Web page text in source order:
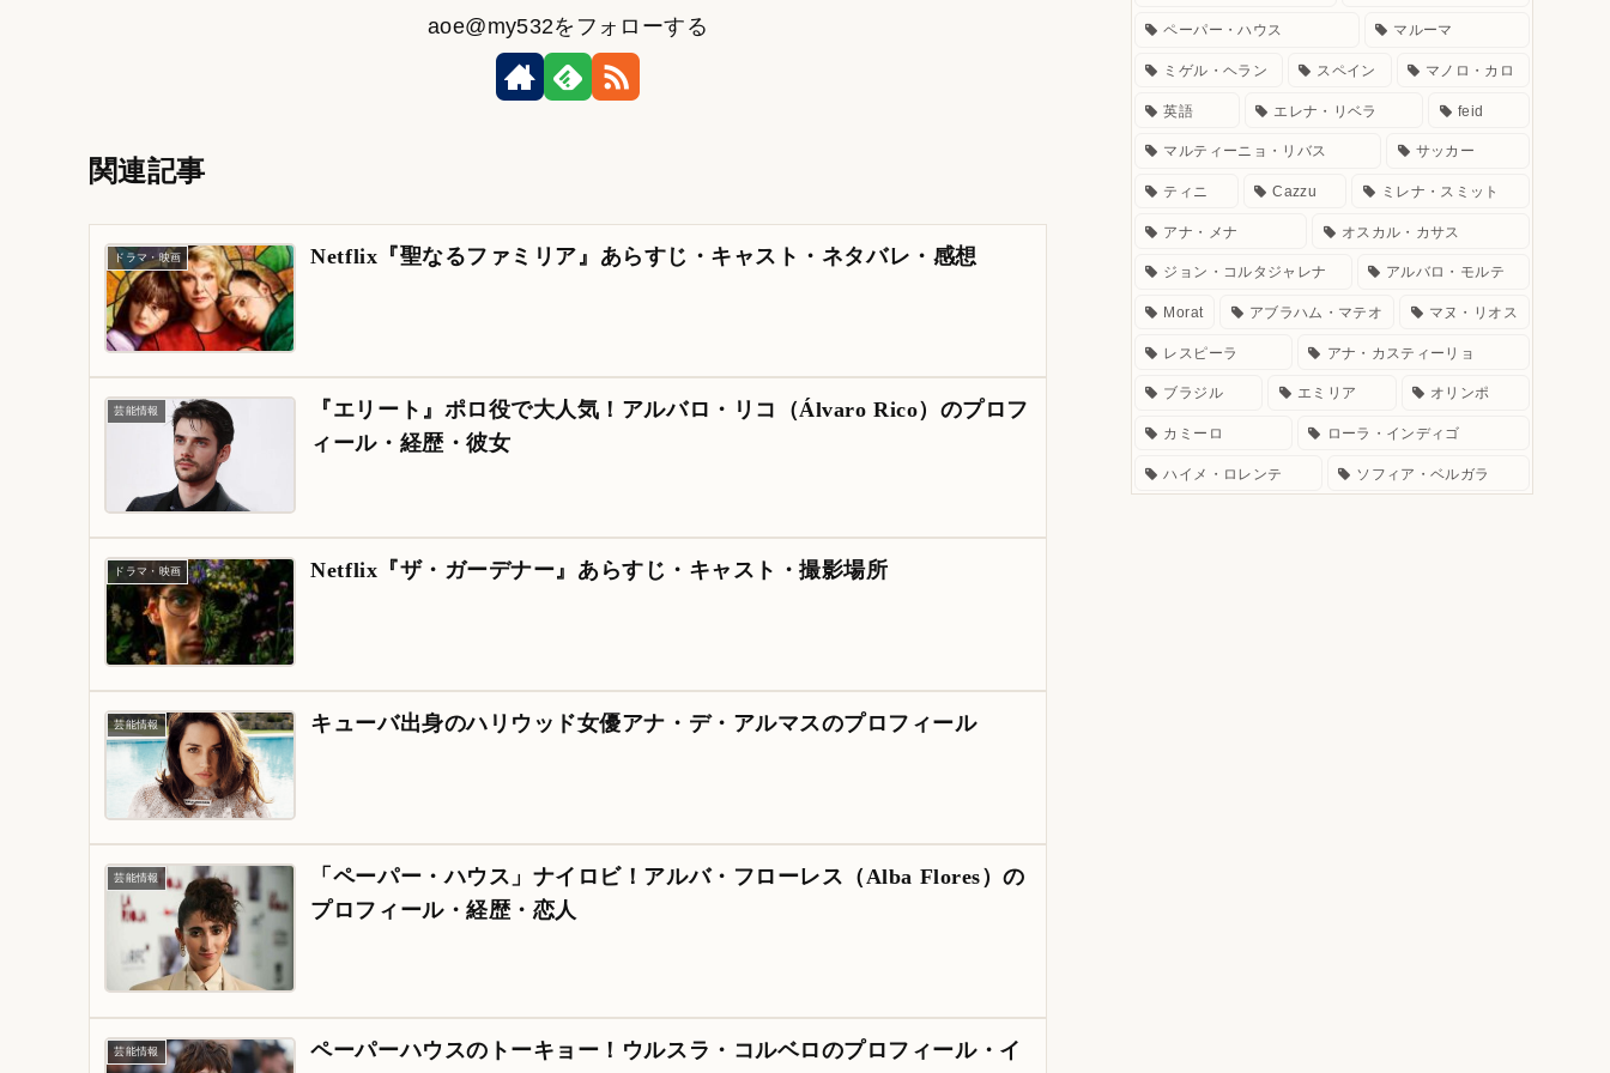
aoe@my532をフォローする
関連記事
ドラマ・映画 Netflix『聖なるファミリア』あらすじ・キャスト・ネタバレ・感想
芸能情報
『エリート』ポロ役で大人気！アルバロ・リコ（Álvaro Rico）のプロフ
ィール・経歴・彼女
ドラマ・映画 Netflix『ザ・ガーデナー』あらすじ・キャスト・撮影場所
芸能情報 キューバ出身のハリウッド女優アナ・デ・アルマスのプロフィール
芸能情報
「ペーパー・ハウス」ナイロビ！アルバ・フローレス（Alba Flores）の
プロフィール・経歴・恋人
芸能情報
ペーパーハウスのトーキョー！ウルスラ・コルベロのプロフィール・イ
ペーパー・ハウス マルーマ
ミゲル・ヘラン スペイン マノロ・カロ
英語 エレナ・リベラ feid
マルティーニョ・リバス サッカー
ティニ Cazzu ミレナ・スミット
アナ・メナ オスカル・カサス
ジョン・コルタジャレナ アルバロ・モルテ
Morat アブラハム・マテオ マヌ・リオス
レスピーラ アナ・カスティーリョ
ブラジル エミリア オリンポ
カミーロ ローラ・インディゴ
ハイメ・ロレンテ ソフィア・ベルガラ